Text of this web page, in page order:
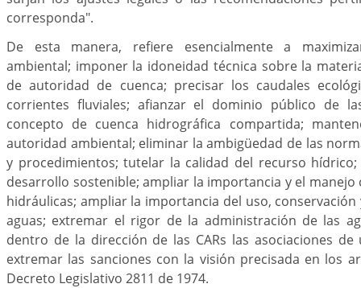
corresponda".
De esta manera, refiere esencialmente a
ambiental; imponer la idoneidad técnica sobre la
de autoridad de cuenca; precisar los caudales
corrientes fluviales; afianzar el dominio público de
concepto de cuenca hidrográfica compartida;
autoridad ambiental; eliminar la ambigüedad de las
y procedimientos; tutelar la calidad del recurso
desarrollo sostenible; ampliar la importancia y el
hidráulicas; ampliar la importancia del uso,
aguas; extremar el rigor de la administración de las
dentro de la dirección de las CARs las asociaciones de
extremar las sanciones con la visión precisada en los
Decreto Legislativo 2811 de 1974.